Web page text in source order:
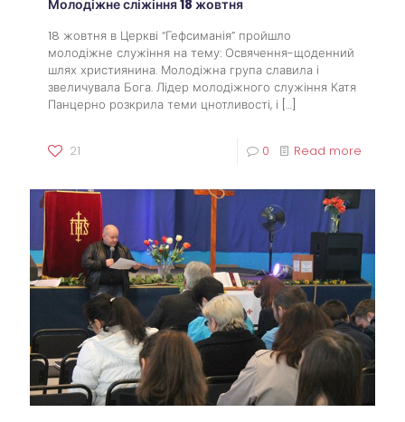
Молодіжне сліжіння 18 жовтня
18 жовтня в Церкві “Гефсиманія” пройшло
молодіжне служіння на тему: Освячення-щоденний
шлях християнина. Молодіжна група славила і
звеличувала Бога. Лідер молодіжного служіння Катя
Панцерно розкрила теми цнотливості, і […]
21 0 Read more